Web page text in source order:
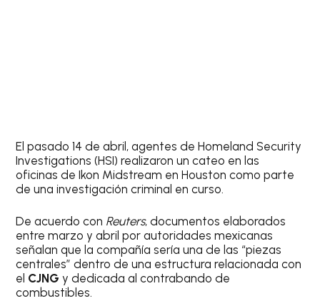
El pasado 14 de abril, agentes de Homeland Security
Investigations (HSI) realizaron un cateo en las
oficinas de Ikon Midstream en Houston como parte
de una investigación criminal en curso.
De acuerdo con Reuters, documentos elaborados
entre marzo y abril por autoridades mexicanas
señalan que la compañía sería una de las “piezas
centrales” dentro de una estructura relacionada con
el CJNG y dedicada al contrabando de
combustibles.